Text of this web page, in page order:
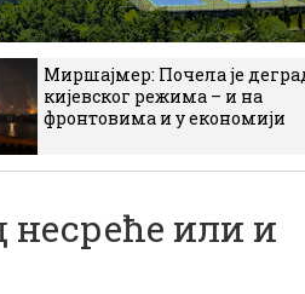
Миршајмер: Почела је
кијевског режима – и на
фронтовима и у економији
несреће или и